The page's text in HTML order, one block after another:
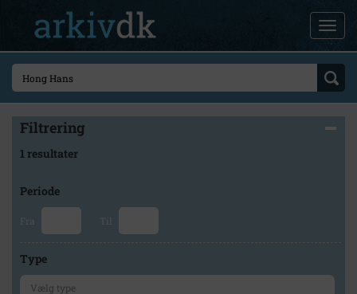
Filtrering
1 resultater
Periode
Fra Til
Type